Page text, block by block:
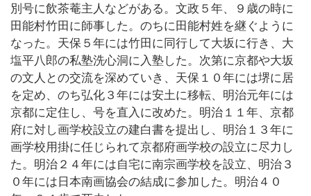
別号に飲茶菴主人などがある。文政５年、９歳の時に
田能村竹田に師事した。のちに田能村姓を継ぐように
なった。天保５年には竹田に同行して大坂に行き、大
塩平八郎の私塾洗心洞に入塾した。次第に京都や大坂
の文人との交流を深めていき、天保１０年には堺に居
を定め、のち弘化３年には安土に移転、明治元年には
京都に定住し、号を直入に改めた。明治１１年、京都
府に対し画学校設立の建白書を提出し、明治１３年に
画学校用掛に任じられて京都府画学校の設立に尽力し
た。明治２４年には自宅に南宗画学校を設立、明治３
０年には日本南画協会の結成に参加した。明治４０